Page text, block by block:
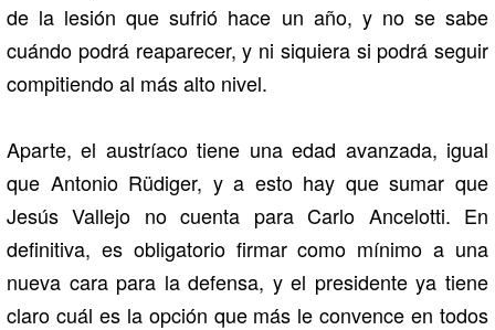
de la lesión que sufrió hace un año, y no se sabe
cuándo podrá reaparecer, y ni siquiera si podrá seguir
compitiendo al más alto nivel.
Aparte, el austríaco tiene una edad avanzada, igual
que Antonio Rüdiger, y a esto hay que sumar que
Jesús Vallejo no cuenta para Carlo Ancelotti. En
definitiva, es obligatorio firmar como mínimo a una
nueva cara para la defensa, y el presidente ya tiene
claro cuál es la opción que más le convence en todos